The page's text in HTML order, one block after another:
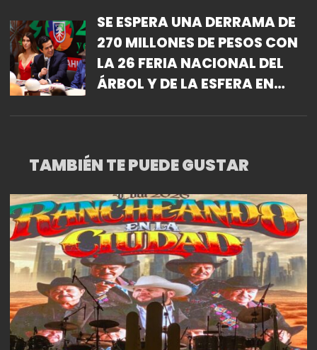
SE ESPERA UNA DERRAMA DE
270 MILLONES DE PESOS CON
LA 26 FERIA NACIONAL DEL
ÁRBOL Y DE LA ESFERA EN
TAMBIÉN TE PUEDE GUSTAR